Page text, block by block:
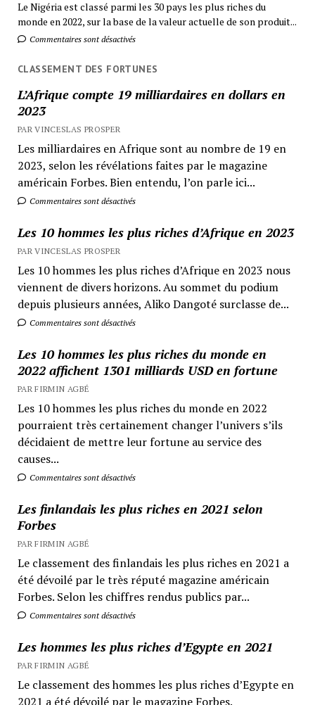
Le Nigéria est classé parmi les 30 pays les plus riches du
monde en 2022, sur la base de la valeur actuelle de son produit...
Commentaires sont désactivés
CLASSEMENT DES FORTUNES
L’Afrique compte 19 milliardaires en dollars en
2023
PAR VINCESLAS PROSPER
Les milliardaires en Afrique sont au nombre de 19 en
2023, selon les révélations faites par le magazine
américain Forbes. Bien entendu, l’on parle ici...
Commentaires sont désactivés
Les 10 hommes les plus riches d’Afrique en 2023
PAR VINCESLAS PROSPER
Les 10 hommes les plus riches d’Afrique en 2023 nous
viennent de divers horizons. Au sommet du podium
depuis plusieurs années, Aliko Dangoté surclasse de...
Commentaires sont désactivés
Les 10 hommes les plus riches du monde en
2022 affichent 1301 milliards USD en fortune
PAR FIRMIN AGBÉ
Les 10 hommes les plus riches du monde en 2022
pourraient très certainement changer l’univers s’ils
décidaient de mettre leur fortune au service des
causes...
Commentaires sont désactivés
Les finlandais les plus riches en 2021 selon
Forbes
PAR FIRMIN AGBÉ
Le classement des finlandais les plus riches en 2021 a
été dévoilé par le très réputé magazine américain
Forbes. Selon les chiffres rendus publics par...
Commentaires sont désactivés
Les hommes les plus riches d’Egypte en 2021
PAR FIRMIN AGBÉ
Le classement des hommes les plus riches d’Egypte en
2021 a été dévoilé par le magazine Forbes.